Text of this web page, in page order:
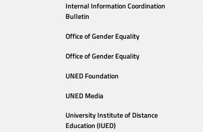
Internal Information Coordination
Bulletin
Office of Gender Equality
Office of Gender Equality
UNED Foundation
UNED Media
University Institute of Distance
Education (IUED)